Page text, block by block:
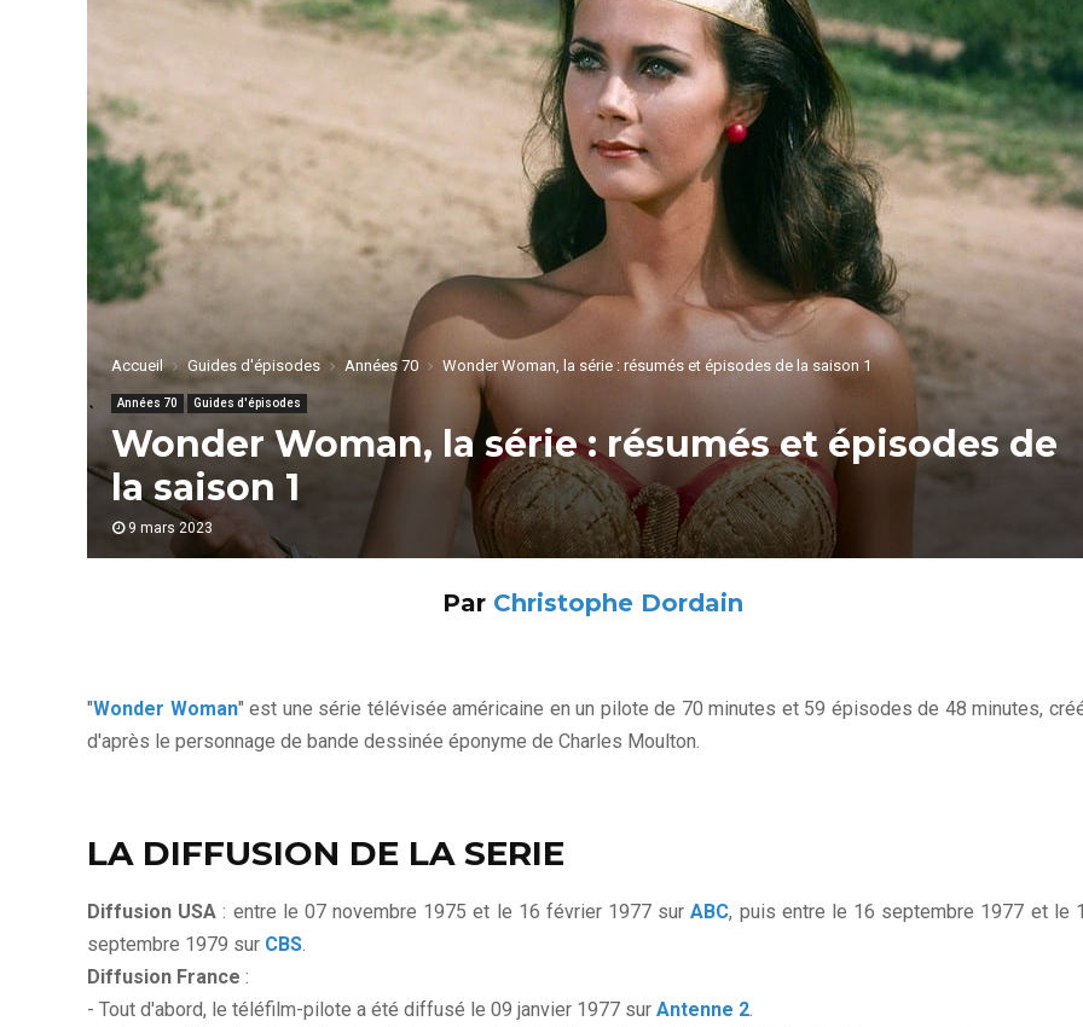
Accueil Guides d'épisodes Années 70 Wonder Woman, la série : résumés et épisodes de la saison 1
Années 70 Guides d'épisodes
Wonder Woman, la série : résumés et épisodes de
la saison 1
9 mars 2023
Par Christophe Dordain
"Wonder Woman" est une série télévisée américaine en un pilote de 70 minutes et 59 épisodes de 48 minutes,
d'après le personnage de bande dessinée éponyme de Charles Moulton.
LA DIFFUSION DE LA SERIE
Diffusion USA : entre le 07 novembre 1975 et le 16 février 1977 surABC, puis entre le 16 septembre 1977 et le
septembre 1979 sur CBS.
Diffusion France :
- Tout d'abord, le téléfilm-pilote a été diffusé le 09 janvier 1977 sur Antenne 2.